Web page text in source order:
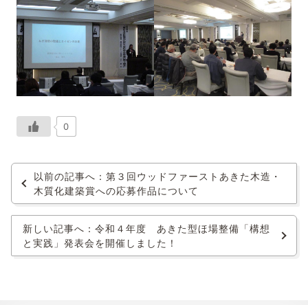
0
以前の記事へ：第３回ウッドファーストあきた木造・
木質化建築賞への応募作品について
新しい記事へ：令和４年度 あきた型ほ場整備「構想
と実践」発表会を開催しました！